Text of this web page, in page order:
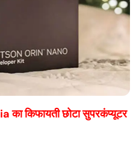
किफायती छोटा सुपरकंप्यूटर